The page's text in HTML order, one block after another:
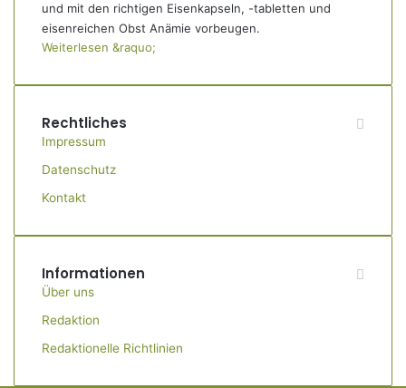
und mit den richtigen Eisenkapseln, -tabletten und
eisenreichen Obst Anämie vorbeugen.
Weiterlesen &raquo;
Rechtliches
Impressum
Datenschutz
Kontakt
Informationen
Über uns
Redaktion
Redaktionelle Richtlinien